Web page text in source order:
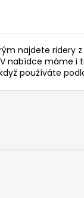
najdete ridery
nabídce máme
používáte